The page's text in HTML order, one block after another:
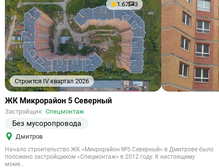
Строится IV квартал 2026
1.67 3
Ссылка
объект
ЖК Микрорайон 5 Северный
Застройщик Спецмонтаж
Без мусоропровода
Дмитров
Начало строительство ЖК «Микрорайон №5 Северный» в Дмитрове было
положено застройщиком «Спецмонтаж» в 2012 году. К настоящему
моме...